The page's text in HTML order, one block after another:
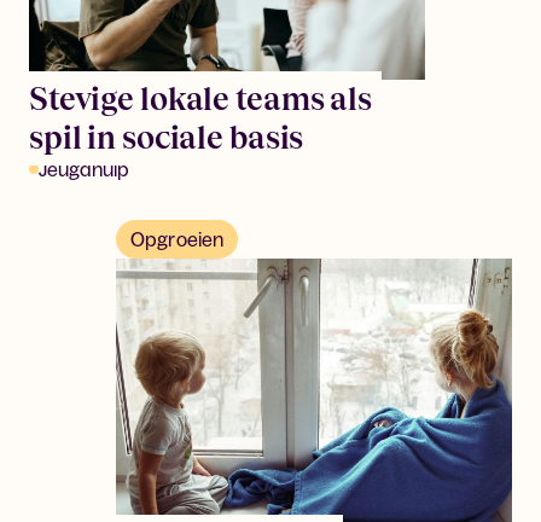
Stevige lokale teams als
spil in sociale basis
Jeugdhulp
Opgroeien